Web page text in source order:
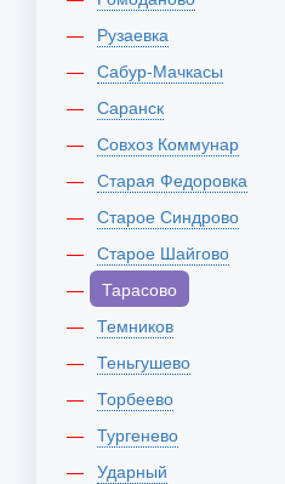
Рузаевка
Сабур-Мачкасы
Саранск
Совхоз Коммунар
Старая Федоровка
Старое Синдрово
Старое Шайгово
Тарасово
Темников
Теньгушево
Торбеево
Тургенево
Ударный